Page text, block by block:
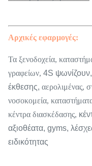
Αρχικές εφαρμογές:
Τα ξενοδοχεία,
γραφείων, 4S ψωνίζουν,
έκθεσης, αερολιμένας,
νοσοκομεία,
κέντρα διασκέδασης,
αξιοθέατα, gyms,
ειδικότητας